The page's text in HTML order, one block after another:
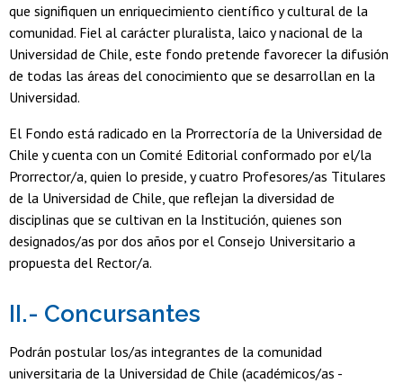
que signifiquen un enriquecimiento científico y cultural de la
comunidad. Fiel al carácter pluralista, laico y nacional de la
Universidad de Chile, este fondo pretende favorecer la difusión
de todas las áreas del conocimiento que se desarrollan en la
Universidad.
El Fondo está radicado en la Prorrectoría de la Universidad de
Chile y cuenta con un Comité Editorial conformado por el/la
Prorrector/a, quien lo preside, y cuatro Profesores/as Titulares
de la Universidad de Chile, que reflejan la diversidad de
disciplinas que se cultivan en la Institución, quienes son
designados/as por dos años por el Consejo Universitario a
propuesta del Rector/a.
II.- Concursantes
Podrán postular los/as integrantes de la comunidad
universitaria de la Universidad de Chile (académicos/as -